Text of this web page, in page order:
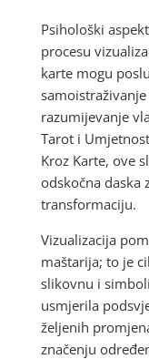
Psihološki
procesu
karte mogu
razumijevanje
Tarot i
Kroz Karte, ove
odskočna daska
transformaciju.
Vizualizacija
maštarija; to je
slikovnu i
usmjerila
željenih
značenju